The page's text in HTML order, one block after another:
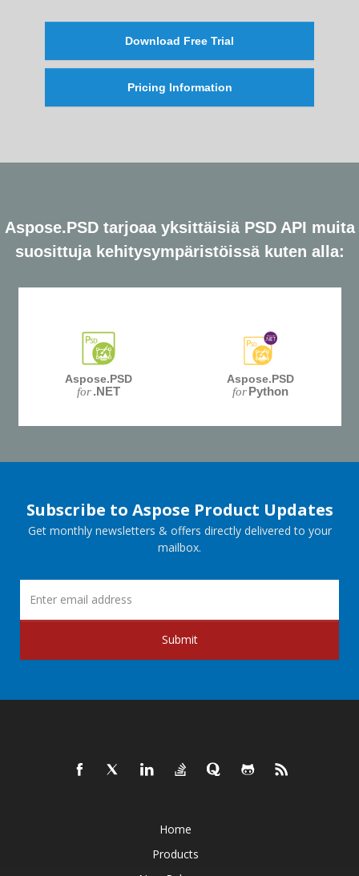
Download Free Trial
Pricing Information
Aspose.PSD tarjoaa yksittäisiä PSD API muita
suosittuja kehitysympäristöissä kuten alla:
Aspose.PSD
for.NET
Aspose.PSD
for Python
Subscribe to Aspose Product Updates
Get monthly newsletters & offers directly delivered to your
mailbox.
Submit
Home
Products